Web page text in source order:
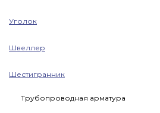
Уголок
Швеллер
Шестигранник
Трубопроводная арматура